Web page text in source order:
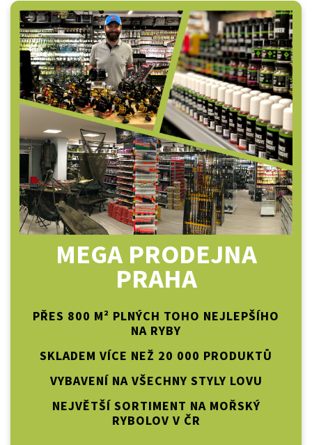
MEGA PRODEJNA
PRAHA
PŘES 800 M² PLNÝCH TOHO NEJLEPŠÍHO
NA RYBY
SKLADEM VÍCE NEŽ 20 000 PRODUKTŮ
VYBAVENÍ NA VŠECHNY STYLY LOVU
NEJVĚTŠÍ SORTIMENT NA MOŘSKÝ
RYBOLOV V ČR